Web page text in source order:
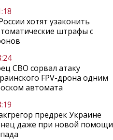
хотят узаконить
штрафы с
СВО сорвал атаку
FPV-дрона одним
автомата
предрек Украине
даже при новой помощи